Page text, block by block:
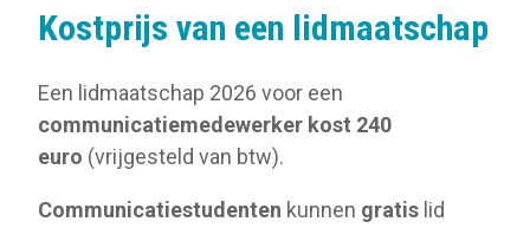
Kostprijs van een lidmaatschap
Een lidmaatschap 2026 voor een
communicatiemedewerker kost 240
euro (vrijgesteld van btw).
Communicatiestudenten kunnen gratis lid